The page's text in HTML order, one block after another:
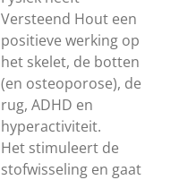
Versteend Hout een
positieve werking op
het skelet, de botten
(en osteoporose), de
rug, ADHD en
hyperactiviteit.
Het stimuleert de
stofwisseling en gaat